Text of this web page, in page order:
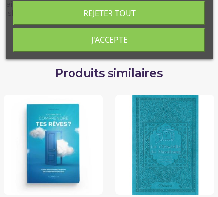
ainsi que dans la bonne observance des valeurs
islamiques et l'abandon des péchés .
Produits similaires
REJETER TOUT
J'ACCEPTE